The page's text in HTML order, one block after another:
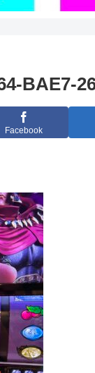
BAE7-
Facebook